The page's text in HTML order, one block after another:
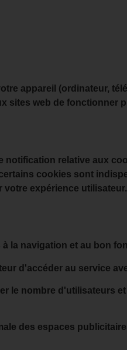
appareil (ordinateur,
sites web de
notification relative aux
cookies sont
expérience
la navigation et au bon
d'accéder au service
le nombre d'utilisateurs
des espaces